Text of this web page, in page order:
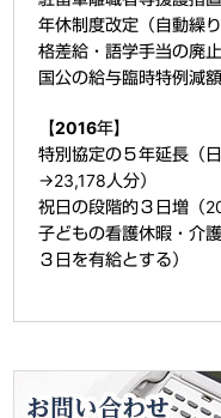
年休制度改定（自動繰
格差給・語学手当の廃
国公の給与臨時特例減
【2016年】
特別協定の５年延長（
→23,178人分）
祝日の段階的３日増（
子どもの看護休暇・介
３日を有給とする）